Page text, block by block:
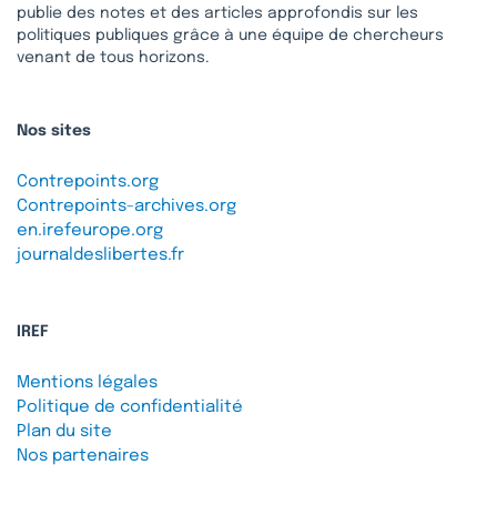
publie des notes et des articles approfondis sur les
politiques publiques grâce à une équipe de chercheurs
venant de tous horizons.
Nos sites
Contrepoints.org
Contrepoints-archives.org
en.irefeurope.org
journaldeslibertes.fr
IREF
Mentions légales
Politique de confidentialité
Plan du site
Nos partenaires